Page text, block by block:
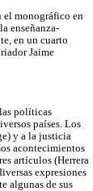
el monográfico en
enseñanza-
en un cuarto
Jaime
políticas
países. Los
y a la justicia
acontecimientos
artículos (Herrera
expresiones
algunas de sus